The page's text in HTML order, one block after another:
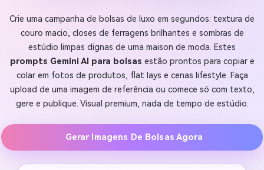
Crie uma campanha de bolsas de luxo em segundos: textura de
couro macio, closes de ferragens brilhantes e sombras de
estúdio limpas dignas de uma maison de moda. Estes
prompts Gemini AI para bolsas estão prontos para copiar e
colar em fotos de produtos, flat lays e cenas lifestyle. Faça
upload de uma imagem de referência ou comece só com texto,
gere e publique. Visual premium, nada de tempo de estúdio.
Gerar Imagens De Bolsas Agora